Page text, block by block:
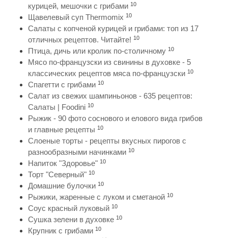
курицей, мешочки с грибами 10
Щавелевый суп Thermomix 10
Салаты с копченой курицей и грибами: топ из 17
отличных рецептов. Читайте! 10
Птица, дичь или кролик по-столичному 10
Мясо по-французски из свинины в духовке - 5
классических рецептов мяса по-французски 10
Спагетти с грибами 10
Салат из свежих шампиньонов - 635 рецептов:
Салаты | Foodini 10
Рыжик - 90 фото соснового и елового вида грибов
и главные рецепты 10
Слоеные торты - рецепты вкусных пирогов с
разнообразными начинками 10
Напиток "Здоровье" 10
Торт "Северный" 10
Домашние булочки 10
Рыжики, жаренные с луком и сметаной 10
Соус красный луковый 10
Сушка зелени в духовке 10
Крупник с грибами 10